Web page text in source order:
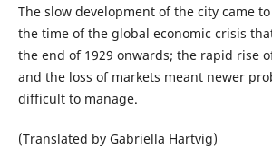
The slow development of the city came
the time of the global economic crisis
the end of 1929 onwards; the rapid rise
and the loss of markets meant newer
difficult to manage.
(Translated by Gabriella Hartvig)